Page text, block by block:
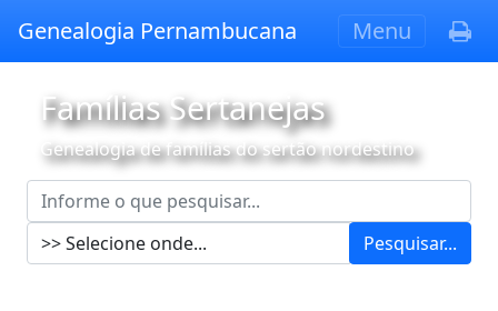
Genealogia Pernambucana Menu
Famílias Sertanejas
Genealogia de famílias do sertão nordestino
Pesquisar...